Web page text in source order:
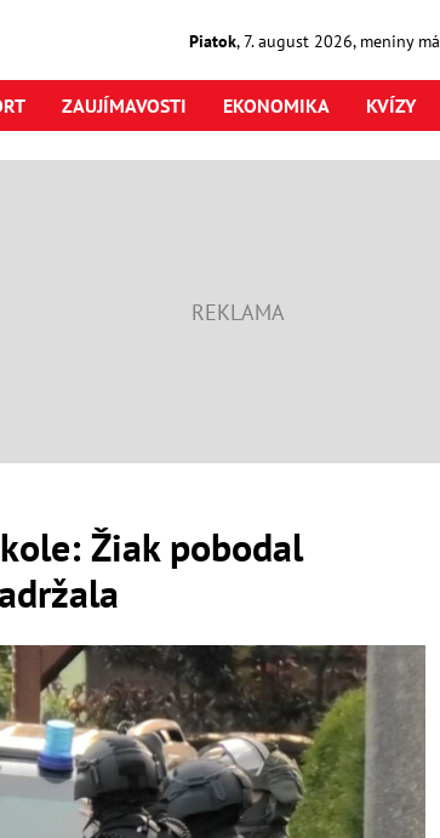
Piatok,7. august2026, meniny má
ZAUJÍMAVOSTI EKONOMIKA KVÍZY
Žiak pobodal